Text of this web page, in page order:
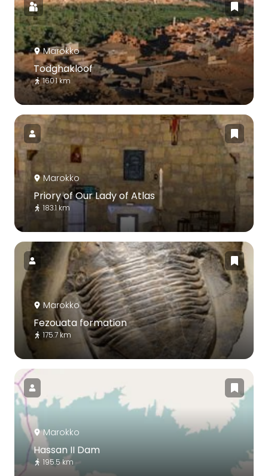
Marokko
Todghakloof
160.1 km
Marokko
Priory of Our Lady of Atlas
183.1 km
Marokko
Fezouata formation
175.7 km
Marokko
Hassan II Dam
195.5 km